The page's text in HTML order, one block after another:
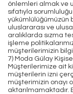
önlemleri almak ve
sıfatıyla
yükümlülüğümüzün
uluslararası ve
aralıklarda sızma
işleme
müşterilerimizin
7) Moda Gülay
Müşterilerimize ait
müşterilerin izni
müşterimizin onayı
aktarılmamaktadır.